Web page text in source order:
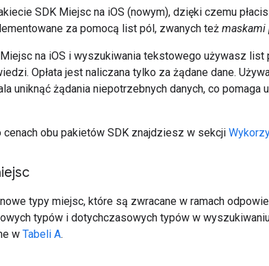
SDK Miejsc na iOS (nowym), dzięki czemu
za pomocą list pól, zwanych też maskami
Miejsc na iOS i wyszukiwania tekstowego używasz
Opłata jest naliczana tylko za żądane dane.
uniknąć żądania niepotrzebnych danych, co
cenach obu pakietów SDK znajdziesz w sekcji
nowe typy miejsc, które są zwracane w ramach
typów i dotychczasowych typów w
w Tabeli A.